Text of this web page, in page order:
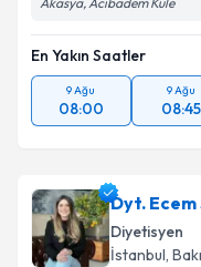
En Yakın Saatler
9 Ağu
08:00
9 Ağu
08:45
Dyt.
Diyetisyen
İstanbul,